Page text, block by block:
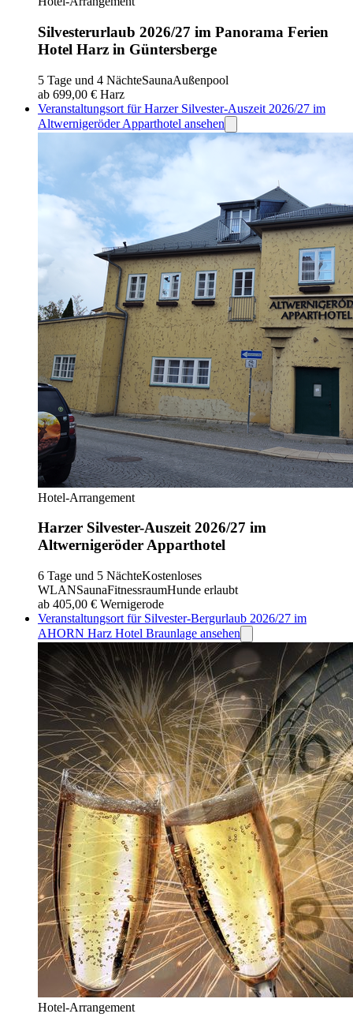
Silvesterurlaub 2026/27 im Panorama Ferien
Hotel Harz in Güntersberge
5 Tage und 4 NächteSaunaAußenpool
ab 699,00 € Harz
Veranstaltungsort für Harzer Silvester-Auszeit 2026/27 im
Altwernigeröder Apparthotel ansehen
Hotel-Arrangement
Harzer Silvester-Auszeit 2026/27 im
Altwernigeröder Apparthotel
6 Tage und 5 NächteKostenloses
WLANSaunaFitnessraumHunde erlaubt
ab 405,00 € Wernigerode
Veranstaltungsort für Silvester-Bergurlaub 2026/27 im
AHORN Harz Hotel Braunlage ansehen
Hotel-Arrangement